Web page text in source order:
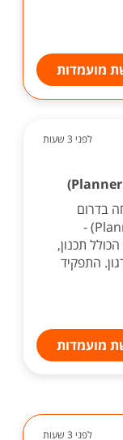
מועמדות
לפני 3 שעות
בדרום
דרוש/ה מתכנן/ת פרויקטים (Planner / PMO) -
תכנון,
התפקיד
מועמדות
לפני 3 שעות